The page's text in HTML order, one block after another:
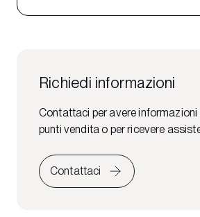
Richiedi informazioni
Contattaci per avere informazioni
punti vendita o per ricevere
Contattaci